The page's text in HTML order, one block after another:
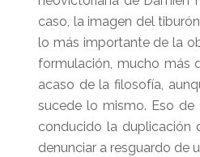
caso, la imagen del
lo más importante de la
formulación, mucho más
acaso de la filosofía,
sucede lo mismo. Eso
conducido la duplicación
denunciar a resguardo de